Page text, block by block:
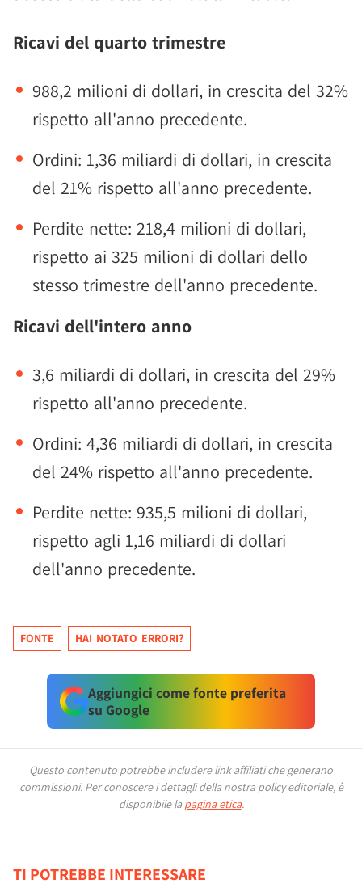
Ricavi del quarto trimestre
988,2 milioni di dollari, in crescita del 32%
rispetto all'anno precedente.
Ordini: 1,36 miliardi di dollari, in crescita
del 21% rispetto all'anno precedente.
Perdite nette: 218,4 milioni di dollari,
rispetto ai 325 milioni di dollari dello
stesso trimestre dell'anno precedente.
Ricavi dell'intero anno
3,6 miliardi di dollari, in crescita del 29%
rispetto all'anno precedente.
Ordini: 4,36 miliardi di dollari, in crescita
del 24% rispetto all'anno precedente.
Perdite nette: 935,5 milioni di dollari,
rispetto agli 1,16 miliardi di dollari
dell'anno precedente.
FONTE HAI NOTATO ERRORI?
Aggiungici come fonte preferita
su Google
Questo contenuto potrebbe includere link affiliati che generano
commissioni. Per conoscere i dettagli della nostra policy editoriale, è
disponibile la pagina etica.
TI POTREBBE INTERESSARE